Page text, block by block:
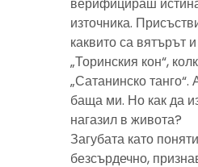
източника.
каквито са вятърът
„Торинския кон“,
„Сатанинско
баща ми. Но как да
нагазил в живота?
Загубата като
безсърдечно,